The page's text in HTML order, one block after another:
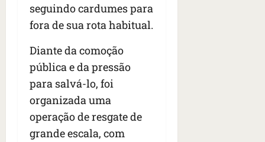
seguindo cardumes para
fora de sua rota habitual.
Diante da comoção
pública e da pressão
para salvá-lo, foi
organizada uma
operação de resgate de
grande escala, com